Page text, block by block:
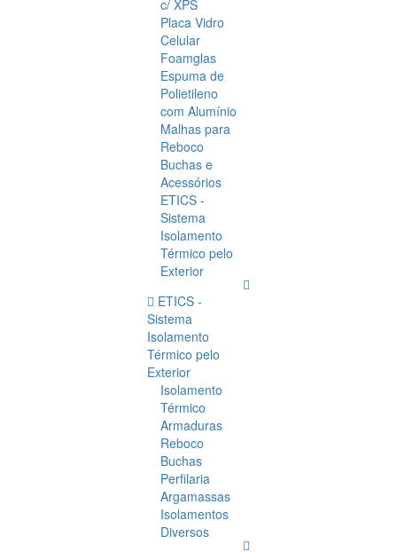
c/ XPS
Placa Vidro
Celular
Foamglas
Espuma de
Polietileno
com Alumínio
Malhas para
Reboco
Buchas e
Acessórios
ETICS -
Sistema
Isolamento
Térmico pelo
Exterior
ETICS -
Sistema
Isolamento
Térmico pelo
Exterior
Isolamento
Térmico
Armaduras
Reboco
Buchas
Perfilaria
Argamassas
Isolamentos
Diversos